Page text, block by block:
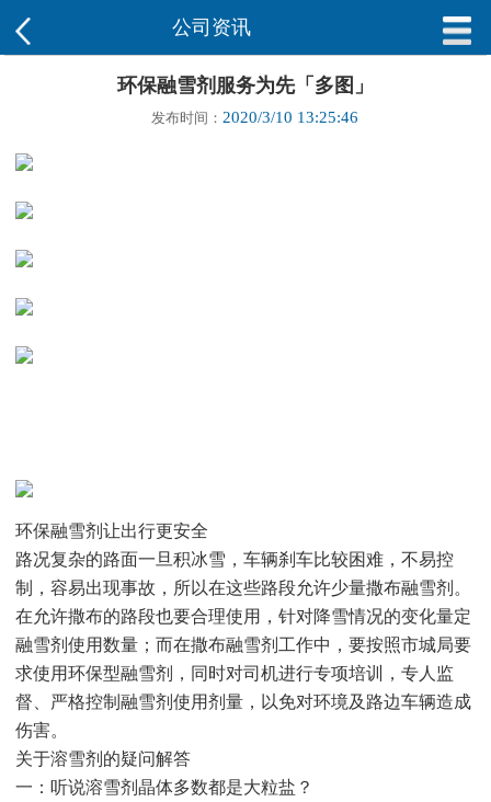
公司资讯
环保融雪剂服务为先「多图」
发布时间：2020/3/10 13:25:46
环保融雪剂让出行更安全
路况复杂的路面一旦积冰雪，车辆刹车比较困难，不易控
制，容易出现事故，所以在这些路段允许少量撒布融雪剂。
在允许撒布的路段也要合理使用，针对降雪情况的变化量定
融雪剂使用数量；而在撒布融雪剂工作中，要按照市城局要
求使用环保型融雪剂，同时对司机进行专项培训，专人监
督、严格控制融雪剂使用剂量，以免对环境及路边车辆造成
伤害。
关于溶雪剂的疑问解答
一：听说溶雪剂晶体多数都是大粒盐？